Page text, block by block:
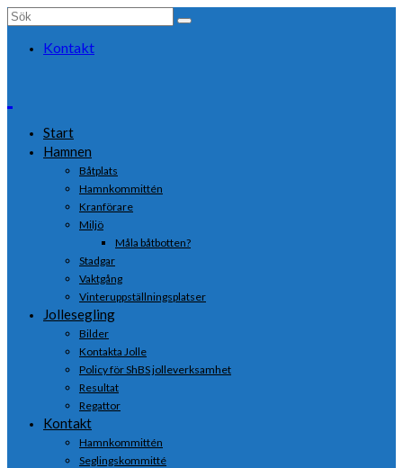
Search
Kontakt
Start
Hamnen
Båtplats
Hamnkommittén
Kranförare
Miljö
Måla båtbotten?
Stadgar
Vaktgång
Vinteruppställningsplatser
Jollesegling
Bilder
Kontakta Jolle
Policy för ShBS jolleverksamhet
Resultat
Regattor
Kontakt
Hamnkommittén
Seglingskommitté